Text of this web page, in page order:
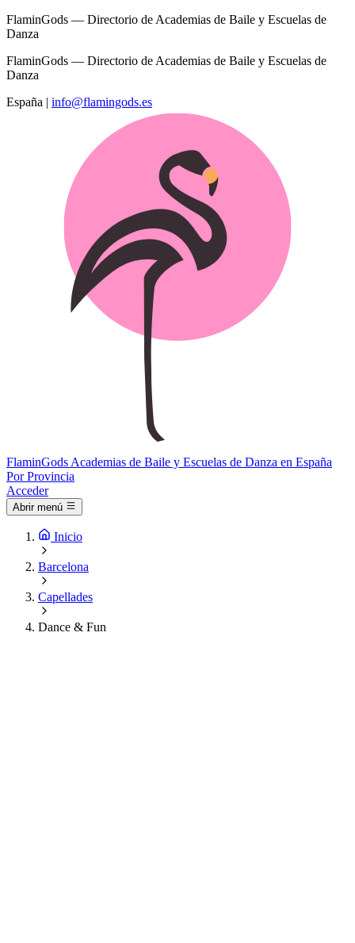
FlaminGods — Directorio de Academias de Baile y Escuelas de
Danza
FlaminGods — Directorio de Academias de Baile y Escuelas de
Danza
España | info@flamingods.es
FlaminGods Academias de Baile y Escuelas de Danza en España
Por Provincia
Acceder
Abrir menú
Inicio
Barcelona
Capellades
Dance & Fun